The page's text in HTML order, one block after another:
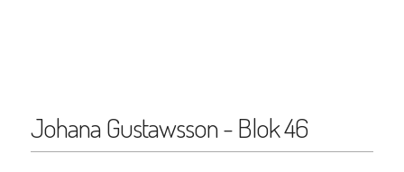
Johana Gustawsson - Blok 46